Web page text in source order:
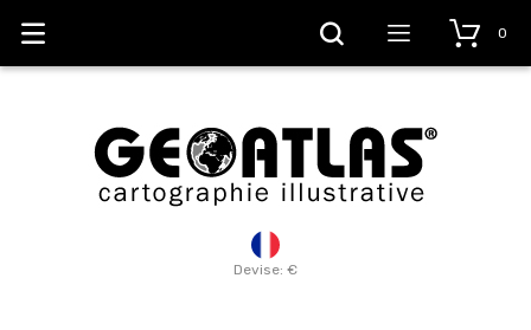
Devise: €
0